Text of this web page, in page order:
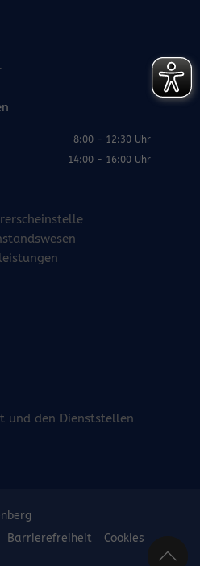
8:00 - 12:30 Uhr
14:00 - 16:00 Uhr
und den Dienststellen
Barrierefreiheit
Cookies